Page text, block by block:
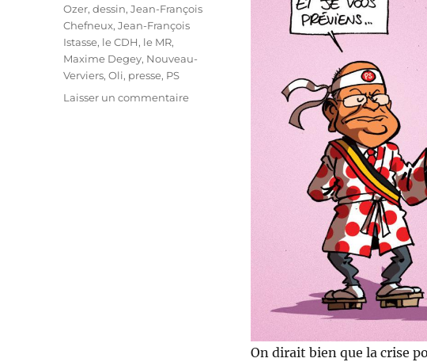
On dirait bien que la crise
Ozer,dessin,Jean-François
Chefneux,Jean-François
Istasse, le CDH, le MR,
Maxime Degey, Nouveau-
Verviers,Oli, presse, PS
Laisser un commentairesur